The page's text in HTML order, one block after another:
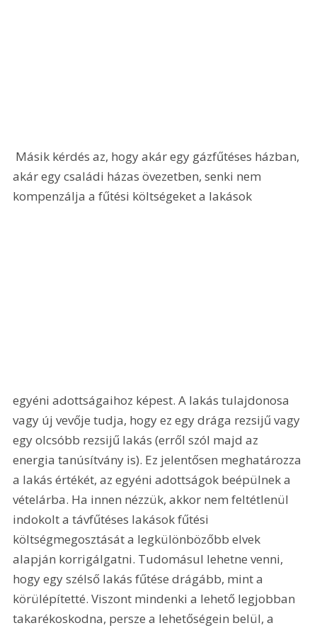
akár egy családi házas övezetben, senki nem
kompenzálja a fűtési költségeket a lakások
egyéni adottságaihoz képest. A lakás tulajdonosa
vagy új vevője tudja, hogy ez egy drága rezsijű vagy
egy olcsóbb rezsijű lakás (erről szól majd az
energia tanúsítvány is). Ez jelentősen meghatározza
a lakás értékét, az egyéni adottságok beépülnek a
vételárba. Ha innen nézzük, akkor nem feltétlenül
indokolt a távfűtéses lakások fűtési
költségmegosztását a legkülönbözőbb elvek
alapján korrigálgatni. Tudomásul lehetne venni,
hogy egy szélső lakás fűtése drágább, mint a
körülépítetté. Viszont mindenki a lehető legjobban
takarékoskodna, persze a lehetőségein belül, a